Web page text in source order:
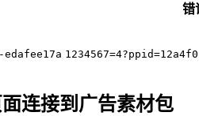
错
连接到广告素材包